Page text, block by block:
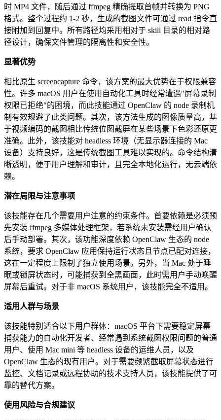
时 MP4 文件，随后通过 ffmpeg 精确提取首帧并转换为 PNG
格式。整个过程约 1-2 秒，生成的截图文件可通过 read 指令直
接附加到回复中。所有路径均采用相对于 skill 目录的相对路
径设计，确保文件管理的隔离性和安全性。
显著优势
相比原生 screencapture 命令，该方案的最大优势在于权限兼容
性。许多 macOS 用户在使用自动化工具时经常遭遇"屏幕录制
权限已拒绝"的困境，而此技能通过 OpenClaw 的 node 录制机
制有效规避了此类问题。其次，该方法生成的图像质量高，基
于视频编码的截图相比传统位图截屏在某些场景下色彩还原更
准确。此外，该技能对 headless 环境（无显示器连接的 Mac
设备）支持良好，这是传统截图工具难以实现的。命令结构清
晰透明，便于用户理解和审计，且完全本地化运行，无云端依
赖。
潜在局限与注意事项
该技能存在几个需要用户注意的约束条件。首要依赖是必须预
先安装 ffmpeg 多媒体处理框架，若系统未安装需经用户确认
后手动部署。其次，该功能深度依赖 OpenClaw 生态的 node
系统，要求 OpenClaw 应用保持运行状态且节点已配对连接，
这在一定程度上限制了独立使用场景。另外，当 Mac 处于睡
眠或锁屏状态时，可能捕获到全黑画面，此时需用户手动唤醒
屏幕后重试。对于非 macOS 系统用户，该技能完全不适用。
适用人群与场景
该技能特别适合以下用户群体：macOS 平台下需要稳定屏幕
捕获能力的自动化开发者、经常遇到系统截图权限问题的普通
用户、使用 Mac mini 等 headless 设备的运维人员，以及
OpenClaw 生态的现有用户。对于需要频繁截取屏幕状态进行
监控、文档记录或远程协助的技术支持人员，该技能提供了可
靠的替代方案。
使用风险与合规建议